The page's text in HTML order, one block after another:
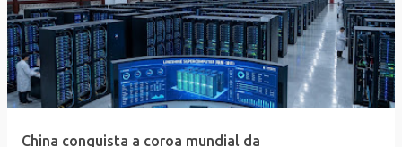
China conquista a coroa mundial da